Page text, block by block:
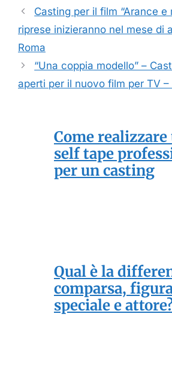
Casting per il film “Arance e
riprese inizieranno nel mese di
Roma
“Una coppia modello” –
aperti per il nuovo film per TV –
Come realizzare
self tape
per un casting
Qual è la
comparsa,
speciale e